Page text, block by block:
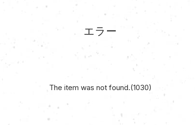
エラー
The item was not found.(1030)